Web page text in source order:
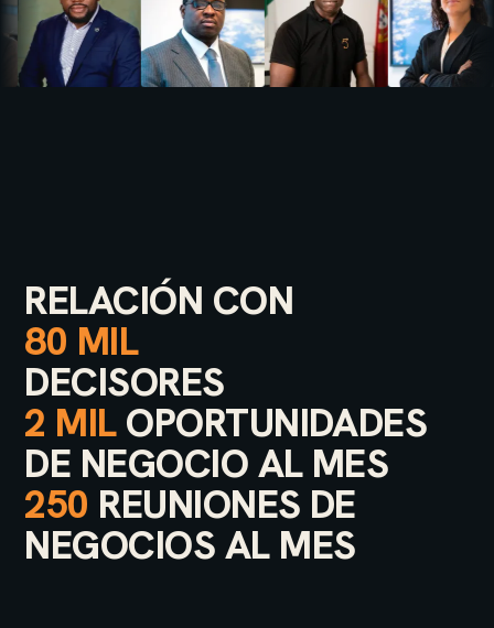
RELACIÓN CON
80 MIL
DECISORES
2 MILOPORTUNIDADES
DE NEGOCIO AL MES
250 REUNIONES DE
NEGOCIOS AL MES